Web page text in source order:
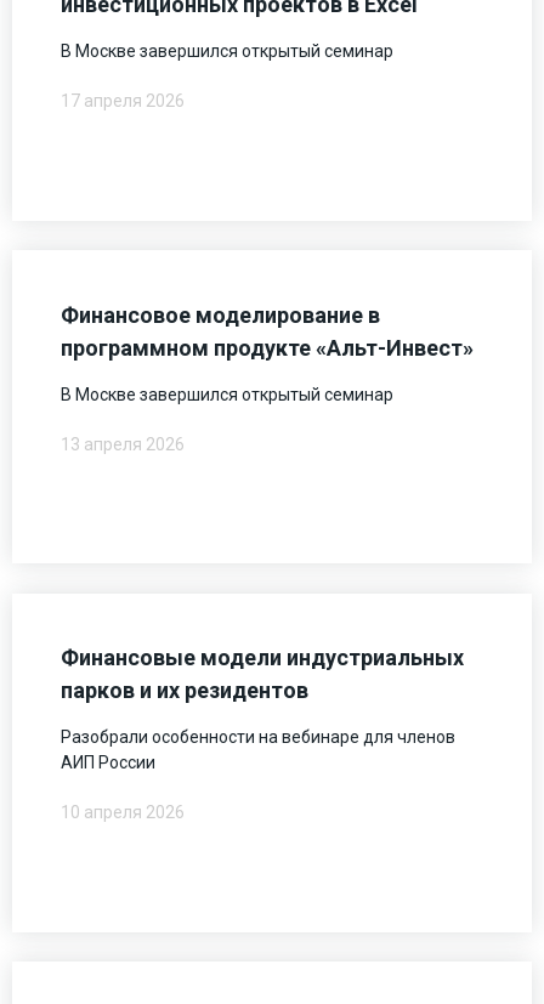
В Москве завершился открытый семинар
17 апреля 2026
Финансовое моделирование в
программном продукте «Альт-Инвест»
В Москве завершился открытый семинар
13 апреля 2026
Финансовые модели индустриальных
парков и их резидентов
Разобрали особенности на вебинаре для членов
АИП России
10 апреля 2026